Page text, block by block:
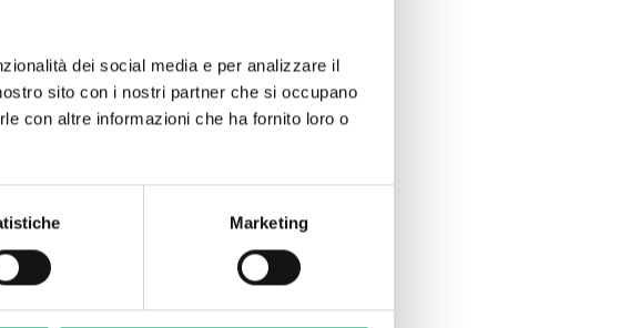
dei social media e per analizzare il
sito con i nostri partner che si occupano
con altre informazioni che ha fornito loro o
Marketing